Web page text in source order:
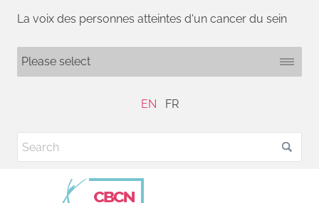
La voix des personnes atteintes d'un cancer du sein
EN FR